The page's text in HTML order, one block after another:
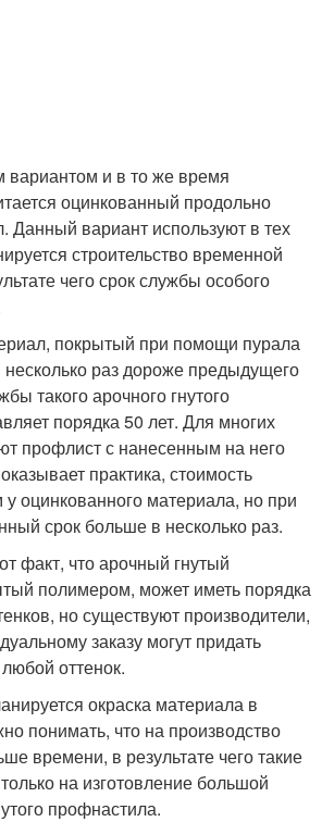
и в то же время
оцинкованный продольно
Данный вариант используют в тех
строительство временной
чего срок службы особого
покрытый при помощи пурала
несколько раз дороже предыдущего
такого арочного гнутого
порядка 50 лет. Для многих
профлист с нанесенным на него
практика, стоимость
оцинкованного материала, но при
срок больше в несколько раз.
факт, что арочный гнутый
полимером, может иметь порядка
но существуют производители,
заказу могут придать
оттенок.
окраска материала в
понимать, что на производство
времени, в результате чего такие
на изготовление большой
профнастила.